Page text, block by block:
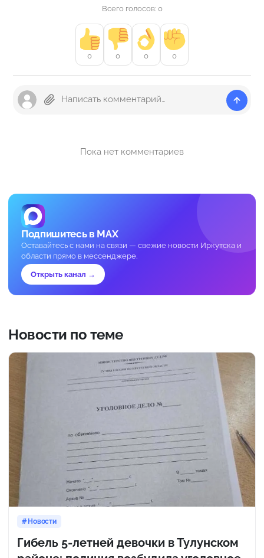
Всего голосов: 0
0 0 0 0
Пока нет комментариев
Подпишитесь в MAX
Оставайтесь с нами на связи — свежие новости Иркутска и
области прямо в мессенджере.
Открыть канал →
Новости по теме
Новости
Гибель 5-летней девочки в Тулунском